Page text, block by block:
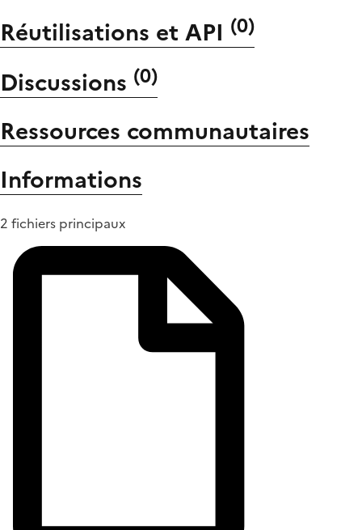
Réutilisations et API (0)
Discussions (0)
Ressources communautaires
Informations
2 fichiers principaux